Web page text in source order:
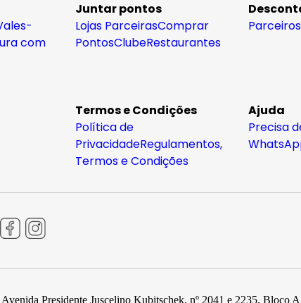
com
Juntar pontos
Lojas ParceirasComprar
PontosClubeRestaurantes
Parceiros
Termos e Condições
Política de
PrivacidadeRegulamentos,
Termos e Condições
Ajuda
Precisa
Presidente Juscelino Kubitschek, nº 2041 e 2235, Bloco